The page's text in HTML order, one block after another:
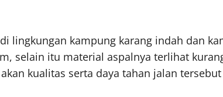
lingkungan kampung karang indah dan
selain itu material aspalnya terlihat
kualitas serta daya tahan jalan